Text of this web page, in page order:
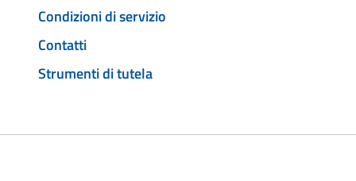
Condizioni di servizio
Contatti
Strumenti di tutela